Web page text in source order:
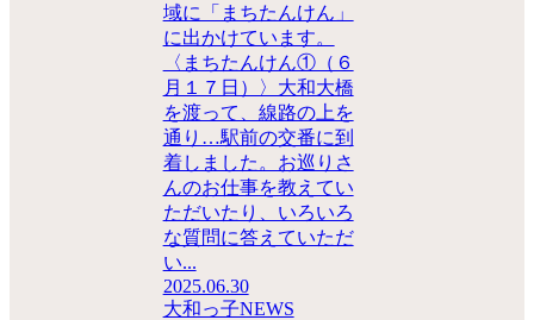
域に「まちたんけん」
に出かけています。
〈まちたんけん①（６
月１７日）〉大和大橋
を渡って、線路の上を
通り…駅前の交番に到
着しました。お巡りさ
んのお仕事を教えてい
ただいたり、いろいろ
な質問に答えていただ
い...
2025.06.30
大和っ子NEWS